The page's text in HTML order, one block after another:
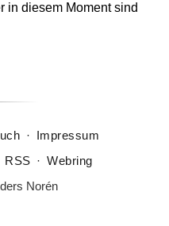
in diesem Moment sind
· Impressum
RSS · Webring
Norén